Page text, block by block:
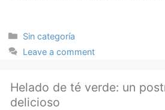
Categories
Sin categoría
Leave a comment
Helado de té verde: un
delicioso